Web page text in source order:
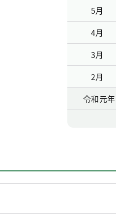
5月
4月
3月
2月
令和元年